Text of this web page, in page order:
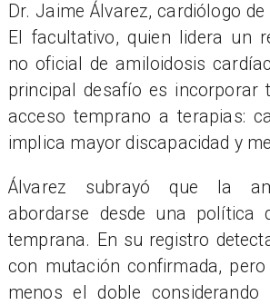
Dr. Jaime Álvarez, cardiólogo de
El facultativo, quien lidera un
no oficial de amiloidosis cardí
principal desafío es incorporar
acceso temprano a terapias:
implica mayor discapacidad y
Álvarez subrayó que la
abordarse desde una política
temprana. En su registro
con mutación confirmada,
menos el doble considerando